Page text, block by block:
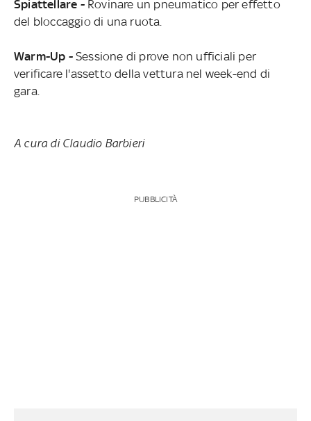
Spiattellare -Rovinare un pneumatico per effetto
del bloccaggio di una ruota.
Warm-Up -Sessione di prove non ufficiali per
verificare l'assetto della vettura nel week-end di
gara.
A cura di Claudio Barbieri
PUBBLICITÀ